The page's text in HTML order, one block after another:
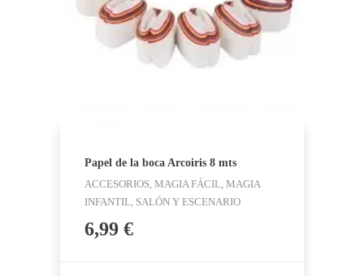
Papel de la boca Arcoiris 8 mts
ACCESORIOS, MAGIA FÁCIL, MAGIA
INFANTIL, SALÓN Y ESCENARIO
6,99 €